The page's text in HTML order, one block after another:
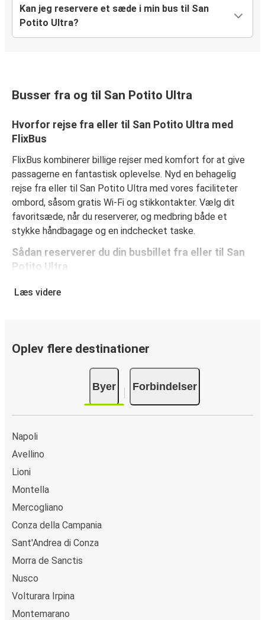
Kan jeg reservere et sæde i min bus til San
Potito Ultra?
Busser fra og til San Potito Ultra
Hvorfor rejse fra eller til San Potito Ultra med
FlixBus
FlixBus kombinerer billige rejser med komfort for at give
passagerne en fantastisk oplevelse. Nyd en behagelig
rejse fra eller til San Potito Ultra med vores faciliteter
ombord, såsom gratis Wi-Fi og stikkontakter. Vælg dit
favoritsæde, når du reserverer, og medbring både et
stykke håndbagage og en indchecket taske.
Sådan reserverer du din busbillet fra eller til San
Potito Ultra
Sådan reserverer du nemt en billet hos FlixBus: på denne
mellem flere sikre onlinebetalingsmetoder som kreditkort,
Paypal, Google Pay og Apple Pay. Du kan også betale
kontant ombord eller ved et salgssted.
Læs videre
Oplev flere destinationer
Byer Forbindelser
Napoli
Avellino
Lioni
Montella
Mercogliano
Conza della Campania
Sant'Andrea di Conza
Morra de Sanctis
Nusco
Volturara Irpina
Montemarano